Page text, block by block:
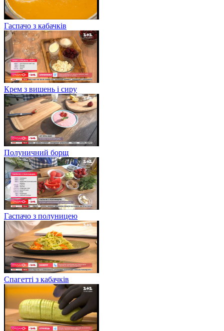
Гаспачо з кабачків
Крем з вишень і сиру
Полуничний борщ
Гаспачо з полуницею
Спагетті з кабачків